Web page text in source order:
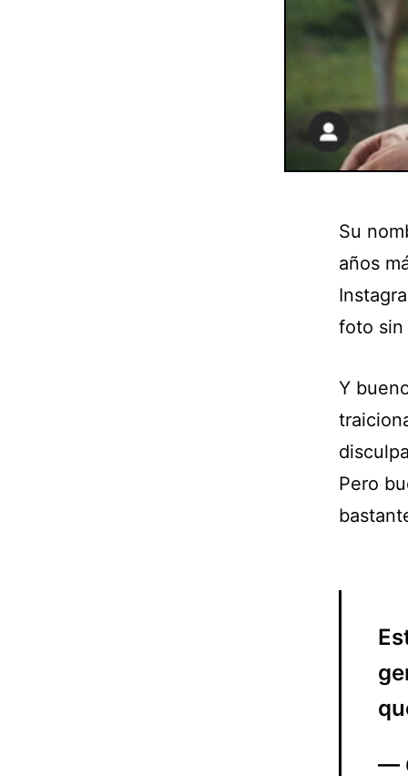
Su
años
foto sin
Y
Pero
—